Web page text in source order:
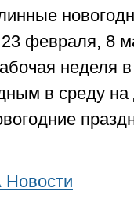
февраля, 8
неделя
в среду на